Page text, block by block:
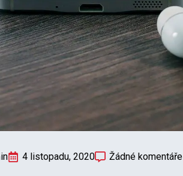
4 listopadu, 2020 Žádné komentáře